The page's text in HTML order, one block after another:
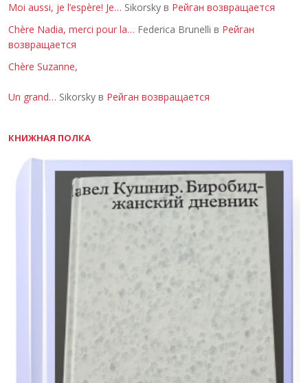
Moi aussi, je l’espère! Je… Sikorsky в Рейган возвращается
Chère Nadia, merci pour la… Federica Brunelli в Рейган
возвращается
Chère Suzanne,
Un grand… Sikorsky в Рейган возвращается
КНИЖНАЯ ПОЛКА